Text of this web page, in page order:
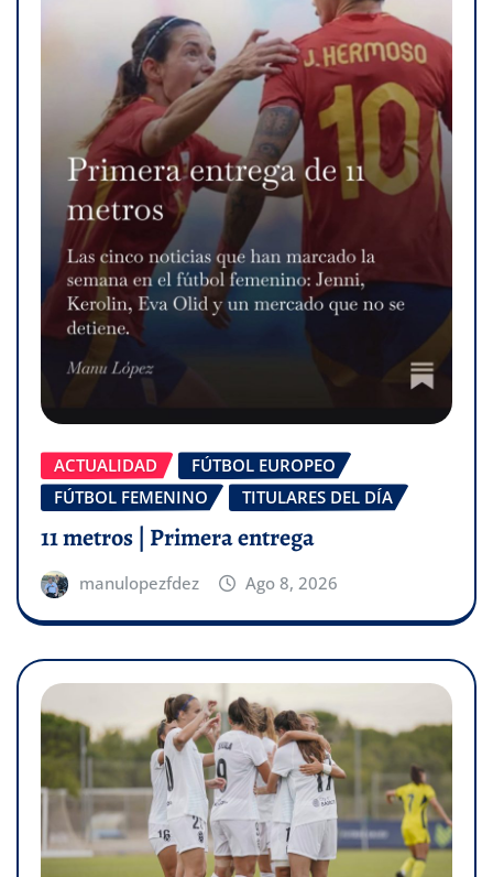
ACTUALIDAD
FÚTBOL EUROPEO
FÚTBOL FEMENINO
TITULARES DEL DÍA
11 metros | Primera entrega
manulopezfdez Ago 8, 2026